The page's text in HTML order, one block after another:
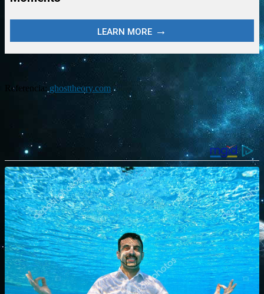
Referencia:ghosttheory.com